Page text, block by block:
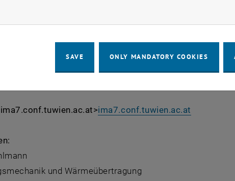
Marangoni-Konferenz haben sich mehr als 120
und Europas angemeldet, um in Wien ihre
auf diesem Gebiet vorzustellen. Die Leitung der
Kuhlmann, Vorstand des Instituts für
ima7.conf.tuwien.ac.at
und Wärmeübertragung
cookies
SAVE ONLY MANDATORY COOKIES